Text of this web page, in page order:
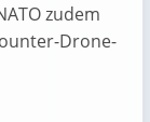
zudem
Drone-